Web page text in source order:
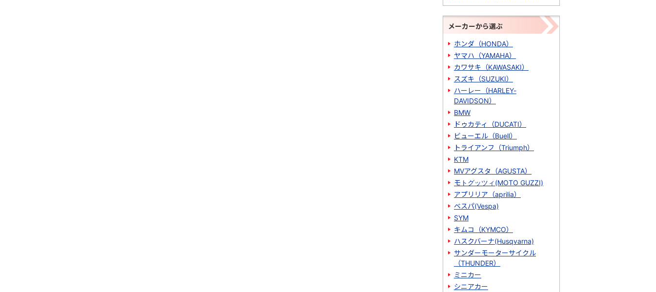
メーカーから選ぶ
ホンダ（HONDA）
ヤマハ（YAMAHA）
カワサキ（KAWASAKI）
スズキ（SUZUKI）
ハーレー（HARLEY-
DAVIDSON）
BMW
ドゥカティ（DUCATI）
ビューエル（Buell）
トライアンフ（Triumph）
KTM
MVアグスタ（AGUSTA）
モトグッツィ(MOTO GUZZI)
アプリリア（aprilia）
ベスパ(Vespa)
SYM
キムコ（KYMCO）
ハスクバーナ(Husqvarna)
サンダーモーターサイクル
（THUNDER）
ミニカー
シニアカー